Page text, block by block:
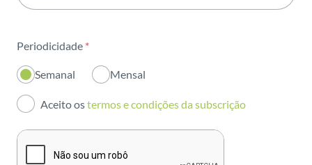
Inovação
Investidores
Publicações
Periodicidade *
Semanal Mensal
Aceito ostermos e condições da subscrição